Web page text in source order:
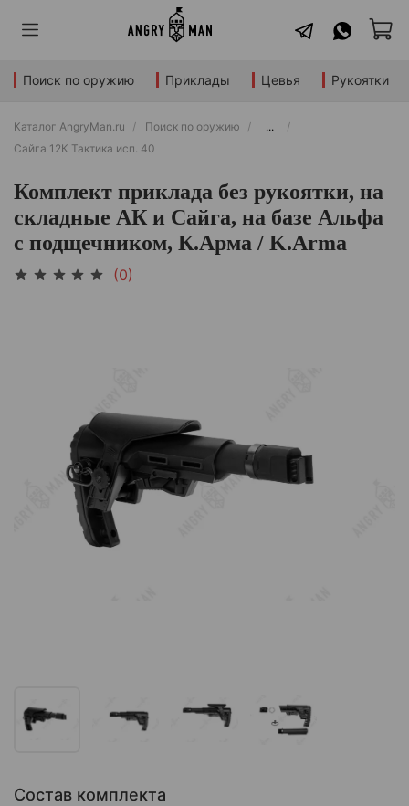
Поиск по оружию Приклады Цевья Рукоятки
Каталог AngryMan.ru Поиск по оружию
...
Сайга 12К Тактика исп. 40
Комплект приклада без рукоятки, на
складные АК и Сайга, на базе Альфа
с подщечником, К.Арма / K.Arma
(0)
Состав комплекта